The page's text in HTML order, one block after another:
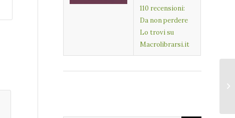
Lo trovi su
Macrolibrarsi.it